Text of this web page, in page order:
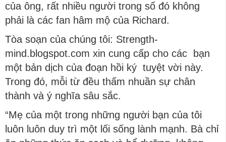
của ông, rất nhiều người trong số đó không
phải là các fan hâm mộ của Richard.
Tòa soạn của chúng tôi: Strength-
mind.blogspot.com xin cung cấp cho các bạn
một bản dịch của đoạn hồi ký tuyệt vời này.
Trong đó, mỗi từ đều thấm nhuần sự chân
thành và ý nghĩa sâu sắc.
“Mẹ của một trong những người bạn của tôi
luôn luôn duy trì một lối sống lành mạnh. Bà chỉ